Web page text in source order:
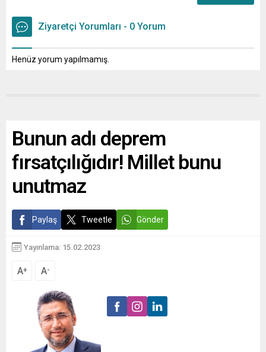
Ziyaretçi Yorumları - 0 Yorum
Henüz yorum yapılmamış.
Bunun adı deprem
fırsatçılığıdır! Millet bunu
unutmaz
Paylaş Tweetle Gönder
Yayınlama: 15.02.2023
A+ A-